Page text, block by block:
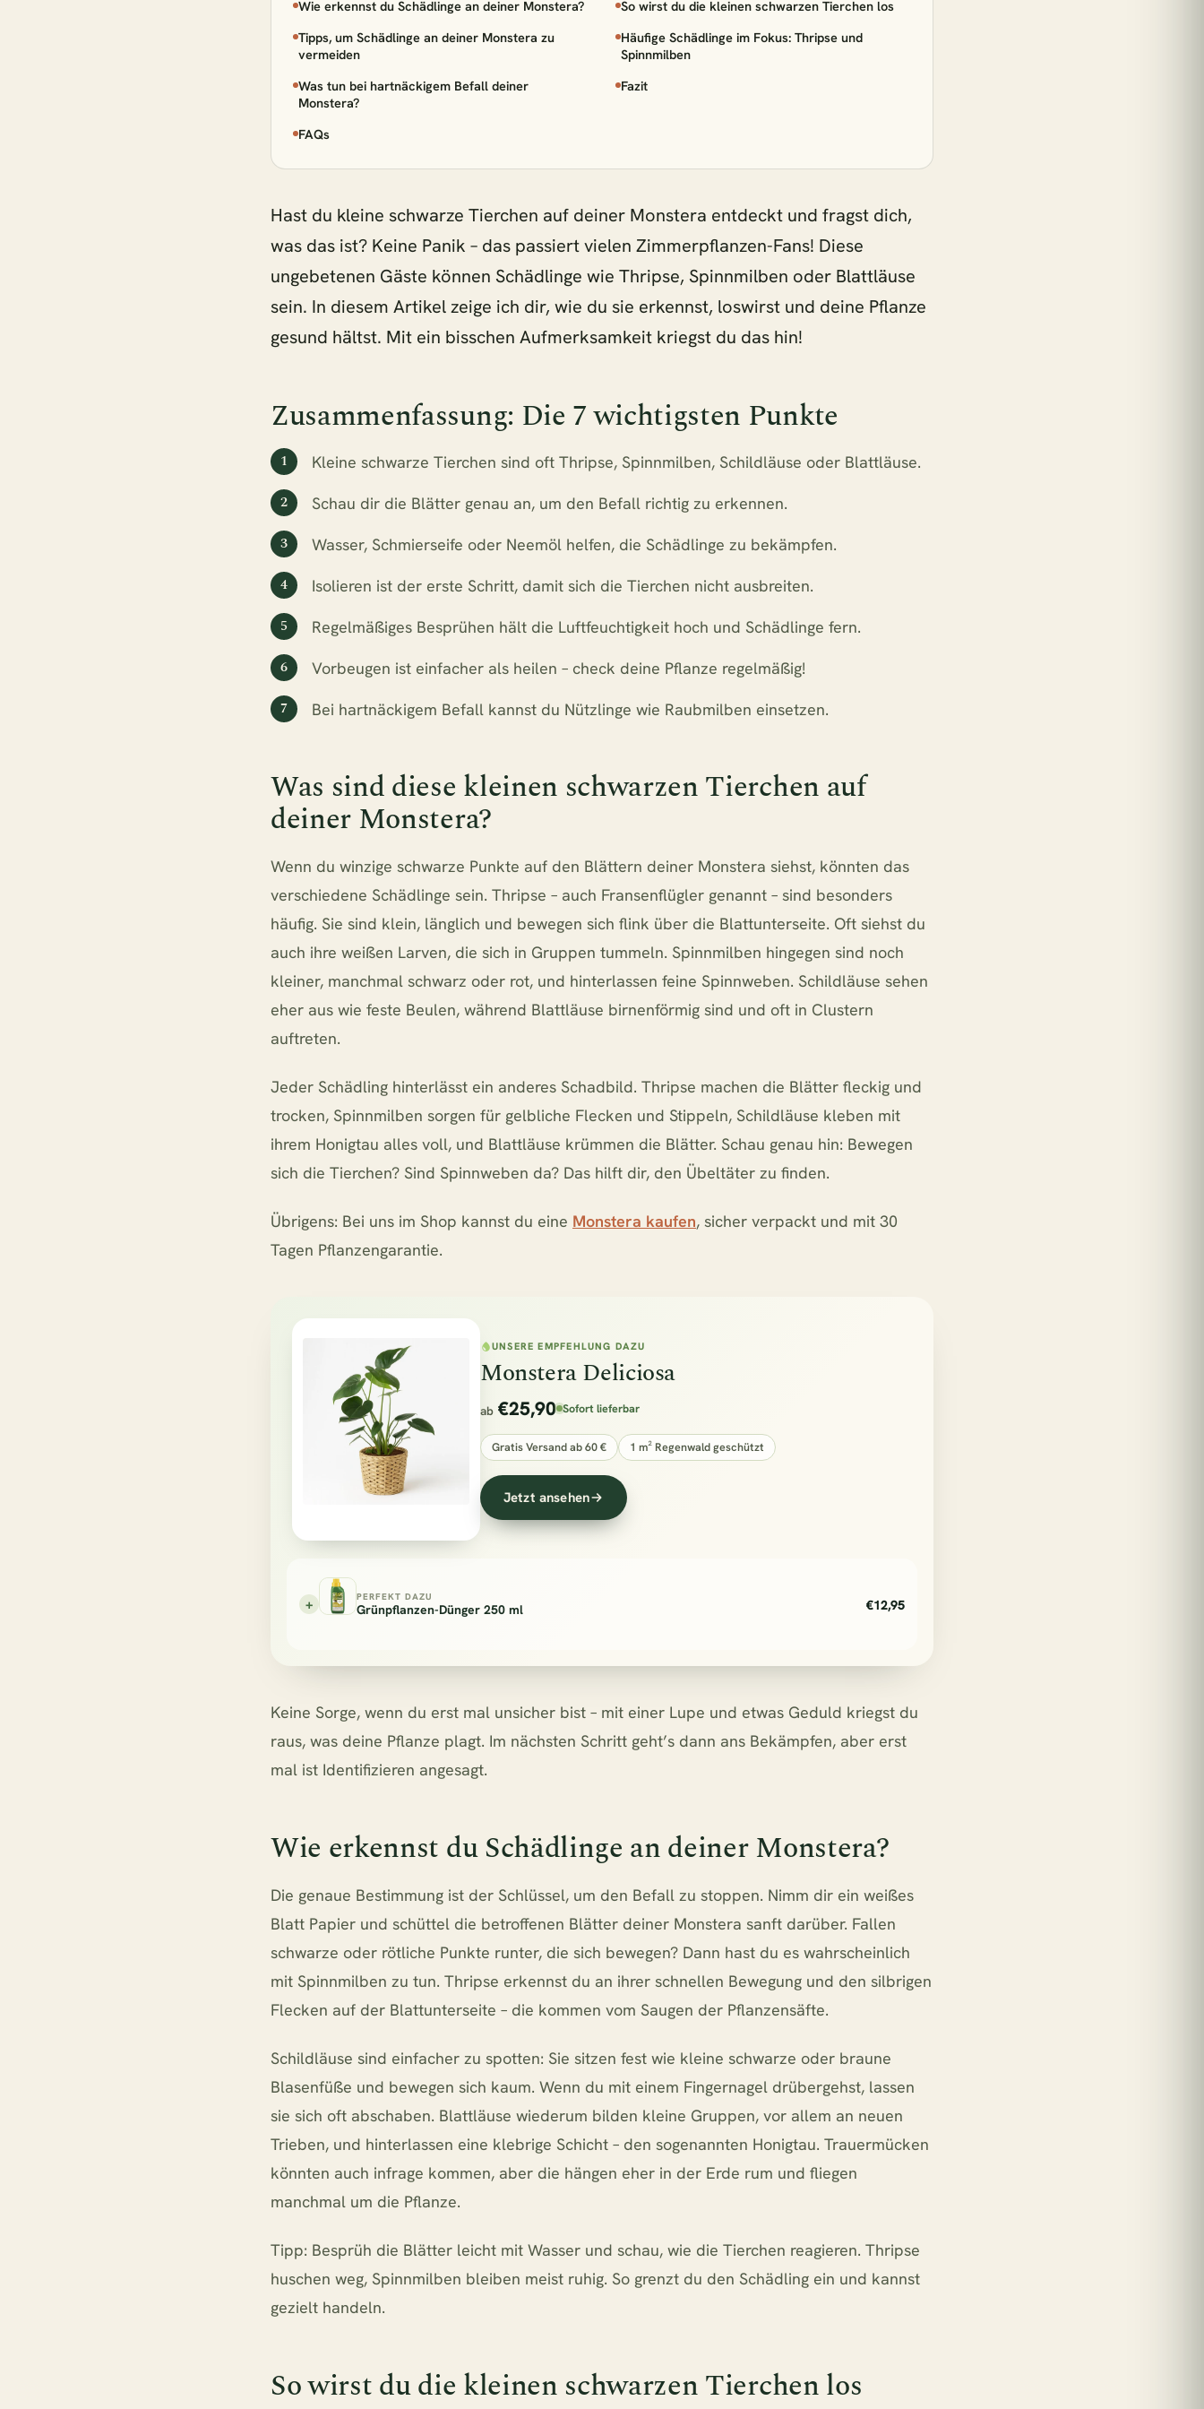
Wie erkennst du Schädlinge an deiner Monstera?
So wirst du die kleinen schwarzen Tierchen los
Tipps, um Schädlinge an deiner Monstera zu
vermeiden
Häufige Schädlinge im Fokus: Thripse und
Spinnmilben
Was tun bei hartnäckigem Befall deiner
Monstera?
Fazit
FAQs
Hast du kleine schwarze Tierchen auf deiner Monstera entdeckt und fragst dich,
was das ist? Keine Panik – das passiert vielen Zimmerpflanzen-Fans! Diese
ungebetenen Gäste können Schädlinge wie Thripse, Spinnmilben oder Blattläuse
sein. In diesem Artikel zeige ich dir, wie du sie erkennst, loswirst und deine Pflanze
gesund hältst. Mit ein bisschen Aufmerksamkeit kriegst du das hin!
Zusammenfassung: Die 7 wichtigsten Punkte
Kleine schwarze Tierchen sind oft Thripse, Spinnmilben, Schildläuse oder Blattläuse.
Schau dir die Blätter genau an, um den Befall richtig zu erkennen.
Wasser, Schmierseife oder Neemöl helfen, die Schädlinge zu bekämpfen.
Isolieren ist der erste Schritt, damit sich die Tierchen nicht ausbreiten.
Regelmäßiges Besprühen hält die Luftfeuchtigkeit hoch und Schädlinge fern.
Vorbeugen ist einfacher als heilen – check deine Pflanze regelmäßig!
Bei hartnäckigem Befall kannst du Nützlinge wie Raubmilben einsetzen.
Was sind diese kleinen schwarzen Tierchen auf
deiner Monstera?
Wenn du winzige schwarze Punkte auf den Blättern deiner Monstera siehst, könnten das
verschiedene Schädlinge sein. Thripse – auch Fransenflügler genannt – sind besonders
häufig. Sie sind klein, länglich und bewegen sich flink über die Blattunterseite. Oft siehst du
auch ihre weißen Larven, die sich in Gruppen tummeln. Spinnmilben hingegen sind noch
kleiner, manchmal schwarz oder rot, und hinterlassen feine Spinnweben. Schildläuse sehen
eher aus wie feste Beulen, während Blattläuse birnenförmig sind und oft in Clustern
auftreten.
Jeder Schädling hinterlässt ein anderes Schadbild. Thripse machen die Blätter fleckig und
trocken, Spinnmilben sorgen für gelbliche Flecken und Stippeln, Schildläuse kleben mit
ihrem Honigtau alles voll, und Blattläuse krümmen die Blätter. Schau genau hin: Bewegen
sich die Tierchen? Sind Spinnweben da? Das hilft dir, den Übeltäter zu finden.
Übrigens: Bei uns im Shop kannst du eine Monstera kaufen, sicher verpackt und mit 30
Tagen Pflanzengarantie.
UNSERE EMPFEHLUNG DAZU
Monstera Deliciosa
ab €25,90 Sofort lieferbar
Gratis Versand ab 60 € 1 m² Regenwald geschützt
Jetzt ansehen
+ PERFEKT DAZU
Grünpflanzen-Dünger 250 ml €12,95
Keine Sorge, wenn du erst mal unsicher bist – mit einer Lupe und etwas Geduld kriegst du
raus, was deine Pflanze plagt. Im nächsten Schritt geht’s dann ans Bekämpfen, aber erst
mal ist Identifizieren angesagt.
Wie erkennst du Schädlinge an deiner Monstera?
Die genaue Bestimmung ist der Schlüssel, um den Befall zu stoppen. Nimm dir ein weißes
Blatt Papier und schüttel die betroffenen Blätter deiner Monstera sanft darüber. Fallen
schwarze oder rötliche Punkte runter, die sich bewegen? Dann hast du es wahrscheinlich
mit Spinnmilben zu tun. Thripse erkennst du an ihrer schnellen Bewegung und den silbrigen
Flecken auf der Blattunterseite – die kommen vom Saugen der Pflanzensäfte.
Schildläuse sind einfacher zu spotten: Sie sitzen fest wie kleine schwarze oder braune
Blasenfüße und bewegen sich kaum. Wenn du mit einem Fingernagel drübergehst, lassen
sie sich oft abschaben. Blattläuse wiederum bilden kleine Gruppen, vor allem an neuen
Trieben, und hinterlassen eine klebrige Schicht – den sogenannten Honigtau. Trauermücken
könnten auch infrage kommen, aber die hängen eher in der Erde rum und fliegen
manchmal um die Pflanze.
Tipp: Besprüh die Blätter leicht mit Wasser und schau, wie die Tierchen reagieren. Thripse
huschen weg, Spinnmilben bleiben meist ruhig. So grenzt du den Schädling ein und kannst
gezielt handeln.
So wirst du die kleinen schwarzen Tierchen los
2x Kokodama Pilea Peperomiodes - 20cm €33,90
↑ ↓ navigieren ↵ öffnen esc schließen 1 Pflanze = 1 m² Regenwald